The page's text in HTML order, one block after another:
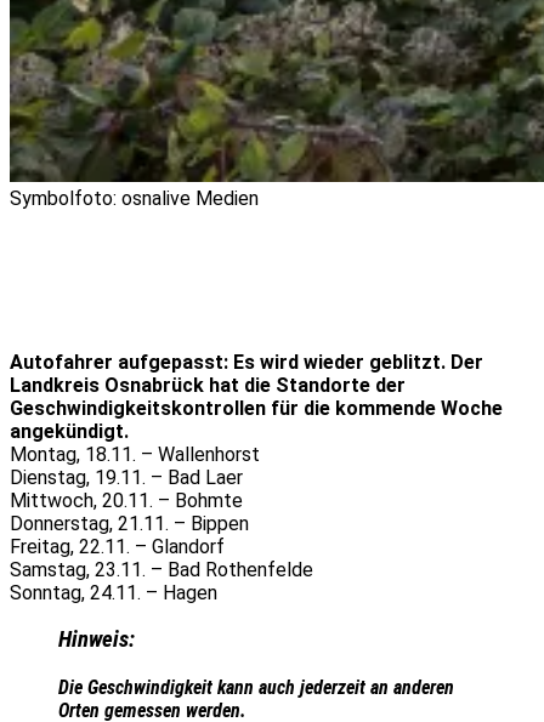
Symbolfoto: osnalive Medien
Autofahrer aufgepasst: Es wird wieder geblitzt. Der
Landkreis Osnabrück hat die Standorte der
Geschwindigkeitskontrollen für die kommende Woche
angekündigt.
Montag, 18.11. – Wallenhorst
Dienstag, 19.11. – Bad Laer
Mittwoch, 20.11. – Bohmte
Donnerstag, 21.11. – Bippen
Freitag, 22.11. – Glandorf
Samstag, 23.11. – Bad Rothenfelde
Sonntag, 24.11. – Hagen
Hinweis:
Die Geschwindigkeit kann auch jederzeit an anderen
Orten gemessen werden.